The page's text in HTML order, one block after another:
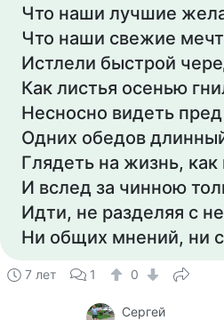
Что наши лучшие
Что наши свежие
Истлели быстрой
Как листья осенью
Несносно видеть
Одних обедов
Глядеть на жизнь, как
И вслед за чинною
Идти, не разделяя с
Ни общих мнений, ни
7 лет 1 0
Сергей